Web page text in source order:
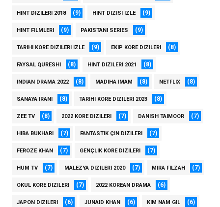
HINT DIZILERI 2018 (9) HINT DIZISI IZLE (9)
HINT FILMLERI (9) PAKISTANI SERIES (9)
TARIHI KORE DIZILERI IZLE (9) EKIP KORE DIZILERI (8)
FAYSAL QURESHI (8) HINT DIZILERI 2021 (8)
INDIAN DRAMA 2022 (8) MADIHA IMAM (8) NETFLIX (8)
SANAYA IRANI (8) TARIHI KORE DIZILERI 2023 (8)
ZEE TV (8) 2022 KORE DIZILERI (7) DANISH TAIMOOR (7)
HIBA BUKHARI (7) FANTASTIK ÇIN DIZILERI (7)
FEROZE KHAN (7) GENÇLIK KORE DIZILERI (7)
HUM TV (7) MALEZYA DIZILERI 2020 (7) MIRA FILZAH (7)
OKUL KORE DIZILERI (7) 2022 KOREAN DRAMA (6)
JAPON DIZILERI (6) JUNAID KHAN (6) KIM NAM GIL (6)